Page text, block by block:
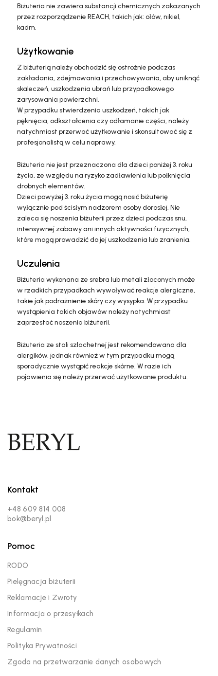
Biżuteria nie zawiera substancji chemicznych zakazanych
przez rozporządzenie REACH, takich jak: ołów, nikiel,
kadm.
Użytkowanie
Z biżuterią należy obchodzić się ostrożnie podczas
zakładania, zdejmowania i przechowywania, aby uniknąć
skaleczeń, uszkodzenia ubrań lub przypadkowego
zarysowania powierzchni.
W przypadku stwierdzenia uszkodzeń, takich jak
pęknięcia, odkształcenia czy odłamanie części, należy
natychmiast przerwać użytkowanie i skonsultować się z
profesjonalistą w celu naprawy.
Biżuteria nie jest przeznaczona dla dzieci poniżej 3. roku
życia, ze względu na ryzyko zadławienia lub połknięcia
drobnych elementów.
Dzieci powyżej 3. roku życia mogą nosić biżuterię
wyłącznie pod ścisłym nadzorem osoby dorosłej. Nie
zaleca się noszenia biżuterii przez dzieci podczas snu,
intensywnej zabawy ani innych aktywności fizycznych,
które mogą prowadzić do jej uszkodzenia lub zranienia.
Uczulenia
Biżuteria wykonana ze srebra lub metali złoconych może
w rzadkich przypadkach wywoływać reakcje alergiczne,
takie jak podrażnienie skóry czy wysypka. W przypadku
wystąpienia takich objawów należy natychmiast
zaprzestać noszenia biżuterii.
Biżuteria ze stali szlachetnej jest rekomendowana dla
alergików, jednak również w tym przypadku mogą
sporadycznie wystąpić reakcje skórne. W razie ich
pojawienia się należy przerwać użytkowanie produktu.
Kontakt
+48 609 814 008
bok@beryl.pl
Pomoc
RODO
Pielęgnacja biżuterii
Reklamacje i Zwroty
Informacja o przesyłkach
Regulamin
Polityka Prywatności
Zgoda na przetwarzanie danych osobowych